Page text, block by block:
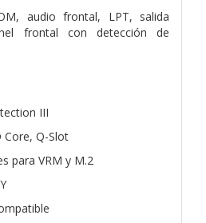
audio frontal, LPT, salida
frontal con detección de
III
Core, Q-Slot
para VRM y M.2